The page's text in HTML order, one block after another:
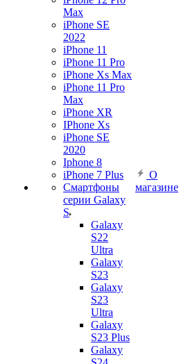
Max
iPhone SE
2022
iPhone 11
iPhone 11 Pro
iPhone Xs Max
iPhone 11 Pro
Max
iPhone XR
IPhone Xs
iPhone SE
2020
Iphone 8
iPhone 7 Plus
Смартфоны
серии Galaxy
S
Galaxy
S22
Ultra
Galaxy
S23
Galaxy
S23
Ultra
Galaxy
S23 Plus
Galaxy
О
магазине